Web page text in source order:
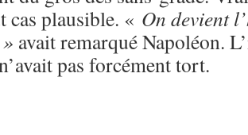
cas plausible. « On devient
avait remarqué Napoléon.
pas forcément tort.